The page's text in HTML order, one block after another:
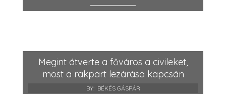
Megint átverte a főváros a civileket,
most a rakpart lezárása kapcsán
BY: BÉKÉS GÁSPÁR